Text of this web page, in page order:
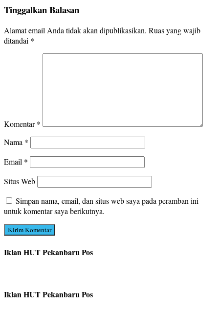
Tinggalkan Balasan
Alamat email Anda tidak akan dipublikasikan. Ruas yang wajib
ditandai *
Komentar*
Nama *
Email *
Situs Web
Simpan nama, email, dan situs web saya pada peramban ini
untuk komentar saya berikutnya.
Iklan HUT Pekanbaru Pos
Iklan HUT Pekanbaru Pos